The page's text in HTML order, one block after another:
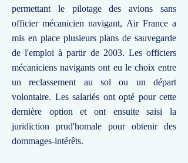
permettant le pilotage des avions sans
officier mécanicien navigant, Air France a
mis en place plusieurs plans de sauvegarde
de l'emploi à partir de 2003. Les officiers
mécaniciens navigants ont eu le choix entre
un reclassement au sol ou un départ
volontaire. Les salariés ont opté pour cette
dernière option et ont ensuite saisi la
juridiction prud'homale pour obtenir des
dommages-intérêts.